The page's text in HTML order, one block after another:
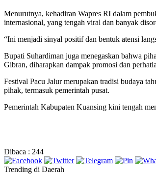
Menurutnya, kehadiran Wapres RI dalam
internasional, yang tengah viral dan banyak
“Ini menjadi sinyal positif dan bentuk atensi
Bupati Suhardiman juga menegaskan bahwa
Gibran, diharapkan dampak promosi dan
Festival Pacu Jalur merupakan tradisi budaya
pihak, termasuk pemerintah pusat.
Pemerintah Kabupaten Kuansing kini tengah
Dibaca : 244
Trending di Daerah